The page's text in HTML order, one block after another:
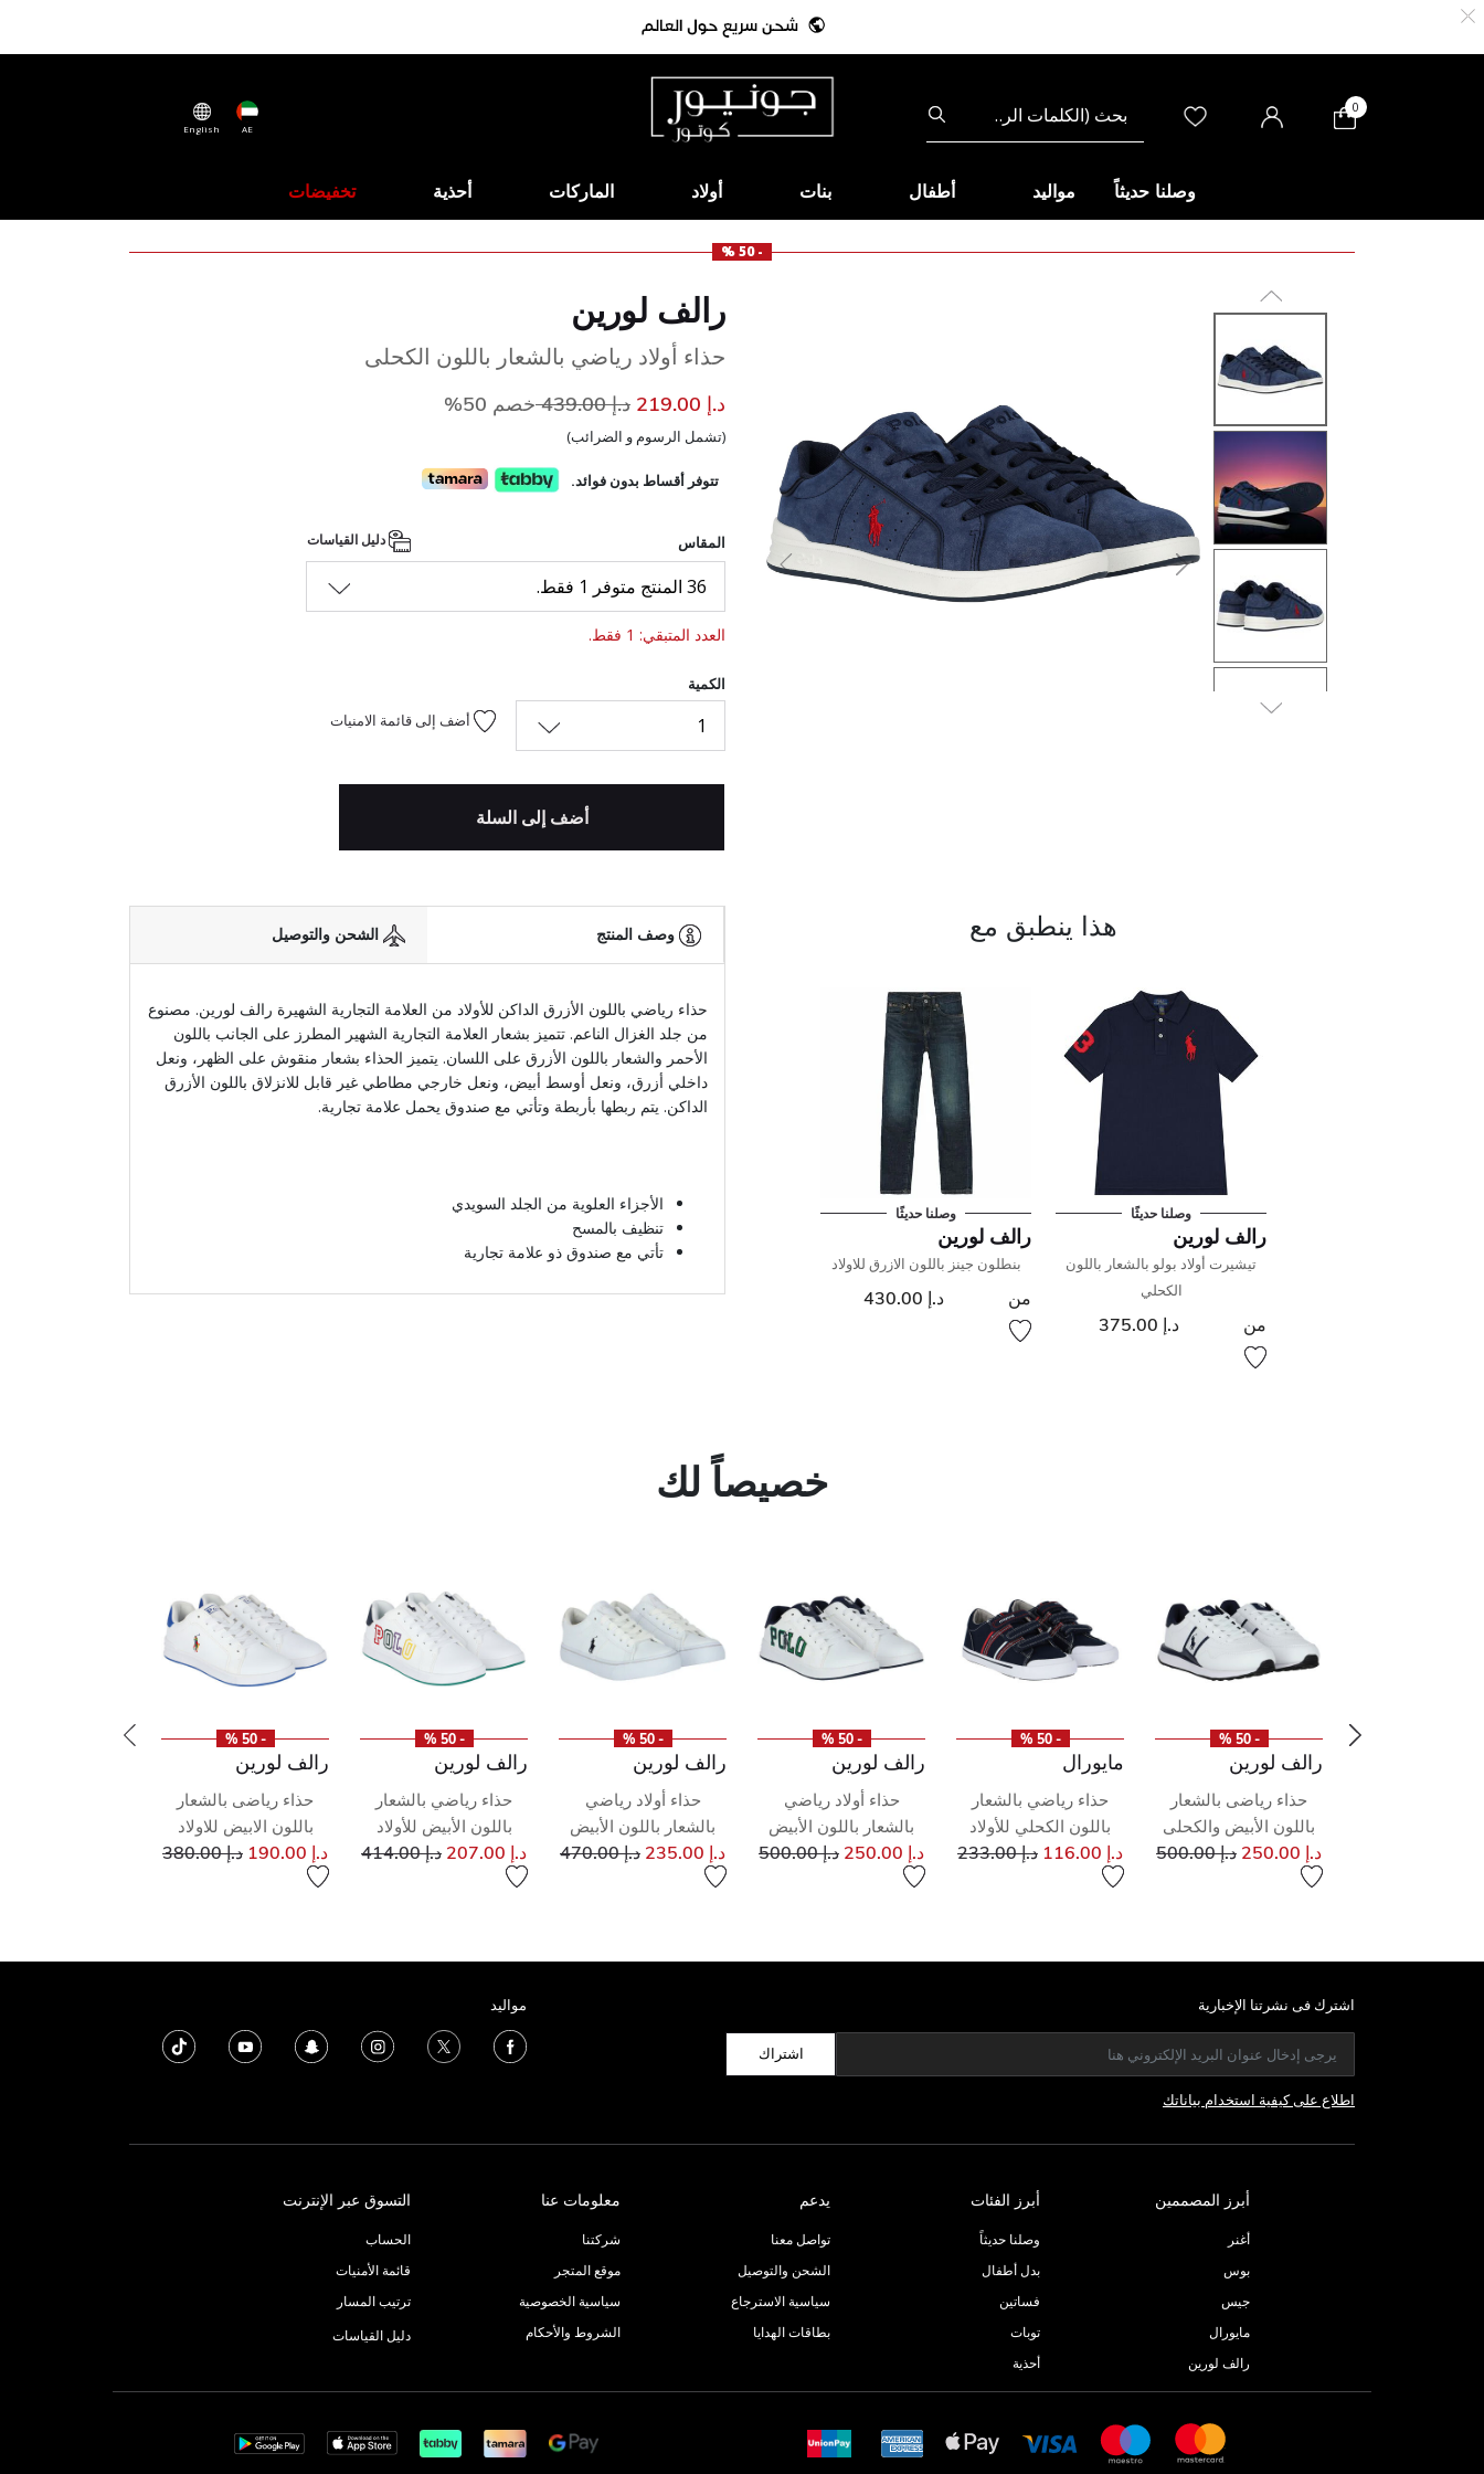
AE
English
0
وصلنا حديثاً مواليد أطفال بنات أولاد الماركات أحذية تخفيضات
- 50 %
السابق التالى
هذا ينطبق مع
وصلنا حديثًا
رالف لورين
تيشيرت أولاد بولو بالشعار باللون
الكحلي
من د.إ 375.00
وصلنا حديثًا
رالف لورين
بنطلون جينز باللون الازرق للاولاد
من د.إ 430.00
رالف لورين
حذاء أولاد رياضي بالشعار باللون الكحلى
د.إ 219.00 سعر مخفض مند.إ 439.00 إلى
خصم 50%
(تشمل الرسوم و الضرائب)
تتوفر أقساط بدون فوائد.
المقاس
36 المنتج متوفر 1 فقط.
العدد المتبقي: 1 فقط.
الكمية
1 أضف إلى قائمة الامنيات
أضف إلى السلة
وصف المنتج الشحن والتوصيل
حذاء رياضي باللون الأزرق الداكن للأولاد من العلامة التجارية الشهيرة رالف لورين. مصنوع
من جلد الغزال الناعم. تتميز بشعار العلامة التجارية الشهير المطرز على الجانب باللون
الأحمر والشعار باللون الأزرق على اللسان. يتميز الحذاء بشعار منقوش على الظهر، ونعل
داخلي أزرق، ونعل أوسط أبيض، ونعل خارجي مطاطي غير قابل للانزلاق باللون الأزرق
الداكن. يتم ربطها بأربطة وتأتي مع صندوق يحمل علامة تجارية.
الأجزاء العلوية من الجلد السويدي
تنظيف بالمسح
تأتي مع صندوق ذو علامة تجارية
خصيصاً لك
سعر مخفض من
- 50 %
رالف لورين
حذاء رياضى بالشعار
باللون الأبيض والكحلى
د.إ 250.00 سعر مخفض من
د.إ 500.00 إلى
- 50 %
مايورال
حذاء رياضي بالشعار
باللون الكحلي للأولاد
د.إ 116.00 سعر مخفض من
د.إ 233.00 إلى
- 50 %
رالف لورين
حذاء أولاد رياضي
بالشعار باللون الأبيض
د.إ 250.00 سعر مخفض من
د.إ 500.00 إلى
- 50 %
رالف لورين
حذاء أولاد رياضي
بالشعار باللون الأبيض
د.إ 235.00 سعر مخفض من
د.إ 470.00 إلى
- 50 %
رالف لورين
حذاء رياضي بالشعار
باللون الأبيض للأولاد
د.إ 207.00 سعر مخفض من
د.إ 414.00 إلى
- 50 %
رالف لورين
حذاء رياضى بالشعار
باللون الابيض للاولاد
د.إ 190.00 سعر مخفض من
د.إ 380.00 إلى
اشترك فى نشرتنا الإخبارية
اشتراك
اطلاع على كيفية استخدام بياناتك
مواليد
أبرز المصممين
أغنر
بوس
جيس
مايورال
رالف لورين
أبرز الفئات
وصلنا حديثاً
بدل أطفال
فساتين
توبات
أحذية
يدعم
تواصل معنا
الشحن والتوصيل
سياسية الاسترجاع
بطاقات الهدايا
معلومات عنا
شركتنا
موقع المتجر
سياسية الخصوصية
الشروط والأحكام
التسوق عبر الإنترنت
الحساب
قائمة الأمنيات
ترتيب المسار
دليل القياسات